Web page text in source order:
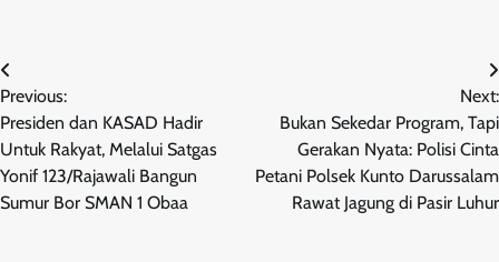
Navigasi
pos
Previous:
Presiden dan KASAD Hadir
Untuk Rakyat, Melalui Satgas
Yonif 123/Rajawali Bangun
Sumur Bor SMAN 1 Obaa
Next:
Bukan Sekedar Program, Tapi
Gerakan Nyata: Polisi Cinta
Petani Polsek Kunto Darussalam
Rawat Jagung di Pasir Luhur